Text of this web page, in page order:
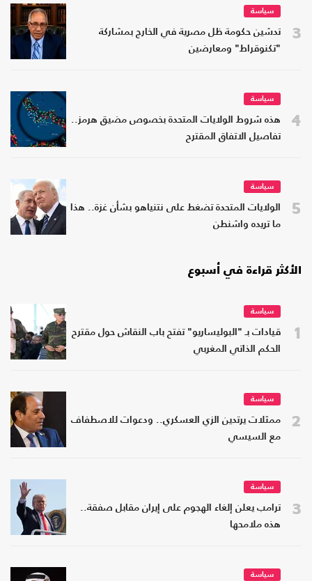
3
سياسة
تدشين حكومة ظل مصرية في الخارج بمشاركة
"تكنوقراط" ومعارضين
4
سياسة
هذه شروط الولايات المتحدة بخصوص مضيق هرمز..
تفاصيل الاتفاق المقترح
5
سياسة
الولايات المتحدة تضغط على نتنياهو بشأن غزة.. هذا
ما تريده واشنطن
الأكثر قراءة في أسبوع
1
سياسة
قيادات بـ "البوليساريو" تفتح باب النقاش حول مقترح
الحكم الذاتي المغربي
2
سياسة
ممثلات يرتدين الزي العسكري.. ودعوات للاصطفاف
مع السيسي
3
سياسة
ترامب يعلن إلغاء الهجوم على إيران مقابل صفقة..
هذه ملامحها
سياسة